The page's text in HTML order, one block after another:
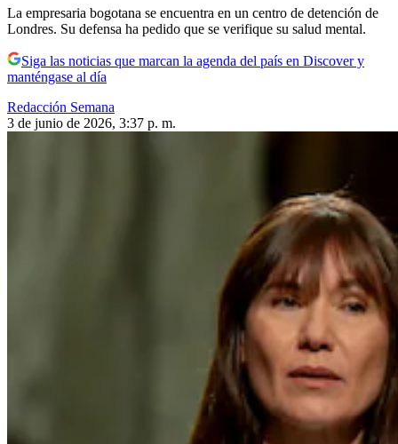
La empresaria bogotana se encuentra en un centro de detención de
Londres. Su defensa ha pedido que se verifique su salud mental.
Siga las noticias que marcan la agenda del país en Discover y
manténgase al día
Redacción Semana
3 de junio de 2026, 3:37 p. m.